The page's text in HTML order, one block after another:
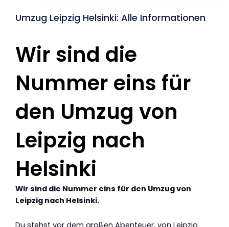
Umzug Leipzig Helsinki: Alle Informationen
Wir sind die
Nummer eins für
den Umzug von
Leipzig nach
Helsinki
Wir sind die Nummer eins für den Umzug von
Leipzig nach Helsinki.